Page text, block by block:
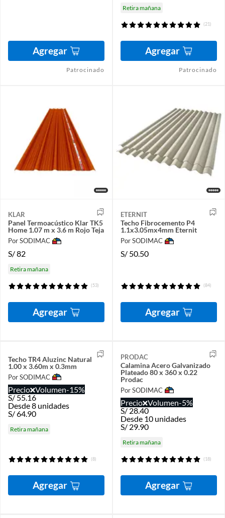
Agregar
Patrocinado
Retira mañana
(21)
Agregar
Patrocinado
KLAR
Panel Termoacústico Klar TK5
Home 1.07 m x 3.6 m Rojo Teja
Por SODIMAC
S/82
Retira mañana
(53)
Agregar
ETERNIT
Techo Fibrocemento P4
1.1x3.05mx4mm Eternit
Por SODIMAC
S/ 50.50
(84)
Agregar
Techo TR4 Aluzinc Natural
1.00 x 3.60m x 0.3mm
Por SODIMAC
Precio Volumen-15%
S/ 55.16
Desde 8 unidades
S/64.90
Retira mañana
(8)
Agregar
PRODAC
Calamina Acero Galvanizado
Plateado 80 x 360 x 0.22
Prodac
Por SODIMAC
Precio Volumen-5%
S/ 28.40
Desde 10 unidades
S/ 29.90
Retira mañana
(18)
Agregar